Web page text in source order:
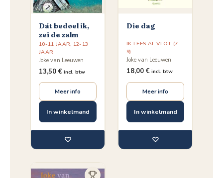
Dát bedoel ik,
zei de zalm
10-11 JAAR, 12-13
JAAR
Joke van Leeuwen
13,50 € incl. btw
Meer info
In winkelmand
♡
Die dag
IK LEES AL VLOT (7-
9)
Joke van Leeuwen
18,00 € incl. btw
Meer info
In winkelmand
♡